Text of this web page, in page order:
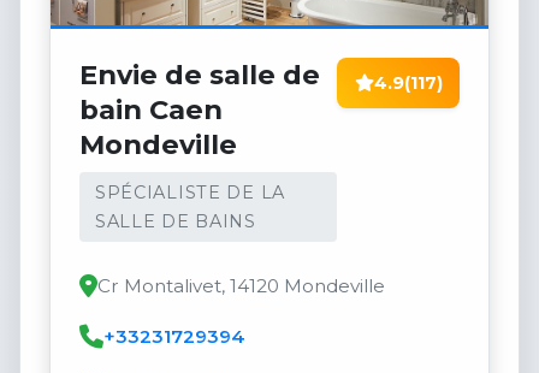
Envie de salle de
bain Caen
Mondeville
SPÉCIALISTE DE LA
SALLE DE BAINS
4.9(117)
Cr Montalivet, 14120 Mondeville
+33231729394